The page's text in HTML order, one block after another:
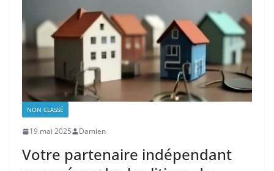
NON CLASSÉ
19 mai 2025 Damien
Votre partenaire indépendant